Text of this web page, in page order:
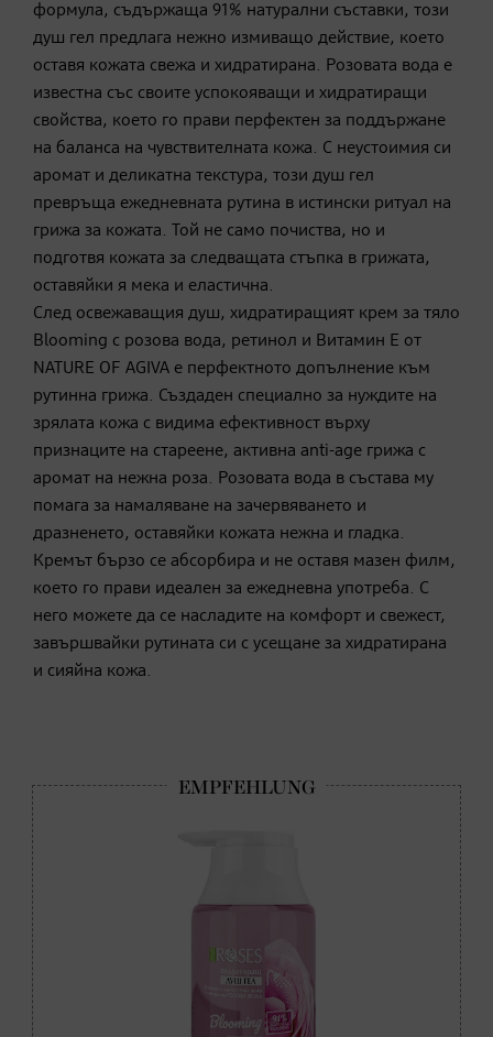
формула, съдържаща 91% натурални съставки, този
душ гел предлага нежно измиващо действие, което
оставя кожата свежа и хидратирана. Розовата вода е
известна със своите успокояващи и хидратиращи
свойства, което го прави перфектен за поддържане
на баланса на чувствителната кожа. С неустоимия си
аромат и деликатна текстура, този душ гел
превръща ежедневната рутина в истински ритуал на
грижа за кожата. Той не само почиства, но и
подготвя кожата за следващата стъпка в грижата,
оставяйки я мека и еластична.
След освежаващия душ, хидратиращият крем за тяло
Blooming с розова вода, ретинол и Витамин Е от
NATURE OF AGIVA е перфектното допълнение към
рутинна грижа. Създаден специално за нуждите на
зрялата кожа с видима ефективност върху
признаците на стареене, активна anti-age грижа с
аромат на нежна роза. Розовата вода в състава му
помага за намаляване на зачервяването и
дразненето, оставяйки кожата нежна и гладка.
Кремът бързо се абсорбира и не оставя мазен филм,
което го прави идеален за ежедневна употреба. С
него можете да се насладите на комфорт и свежест,
завършвайки рутината си с усещане за хидратирана
и сияйна кожа.